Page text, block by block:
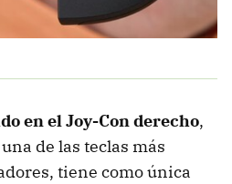
en el Joy-Con derecho,
de las teclas más
tiene como única